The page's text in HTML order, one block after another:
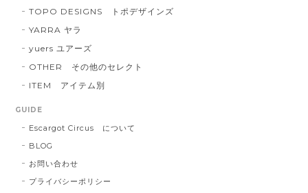
TOPO DESIGNS トポデザインズ
YARRA ヤラ
yuers ユアーズ
OTHER その他のセレクト
ITEM アイテム別
GUIDE
Escargot Circus について
BLOG
お問い合わせ
プライバシーポリシー